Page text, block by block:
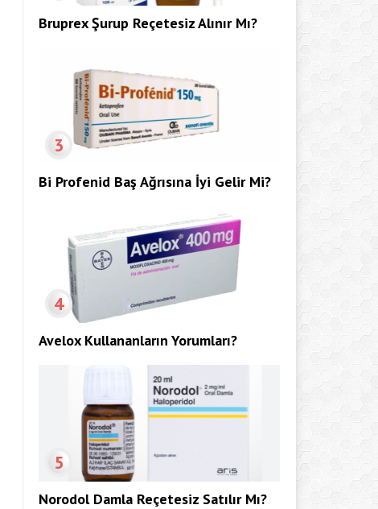
Bruprex Şurup Reçetesiz Alınır Mı?
3
Bi Profenid Baş Ağrısına İyi Gelir Mi?
4
Avelox Kullananların Yorumları?
5
Norodol Damla Reçetesiz Satılır Mı?